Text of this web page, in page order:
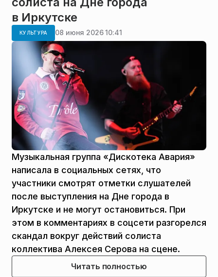
в Иркутске
КУЛЬТУРА 08 июня 2026 10:41
Музыкальная группа «Дискотека Авария»
написала в социальных сетях, что
участники смотрят отметки слушателей
после выступления на Дне города в
Иркутске и не могут остановиться. При
этом в комментариях в соцсети разгорелся
скандал вокруг действий солиста
коллектива Алексея Серова на сцене.
Читать полностью